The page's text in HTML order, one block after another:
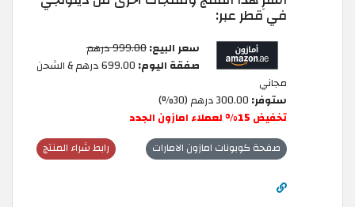
في قطر عبر:
سعر البيع:999.00 درهم
صفقة اليوم:
699.00 درهم & الشحن
مجاني
ستوفر: 300.00 درهم (30%)
تخفيض 15% لعملاء امازون الجدد
رابط شراء المنتج صفحة كوبونات امازون الامارات